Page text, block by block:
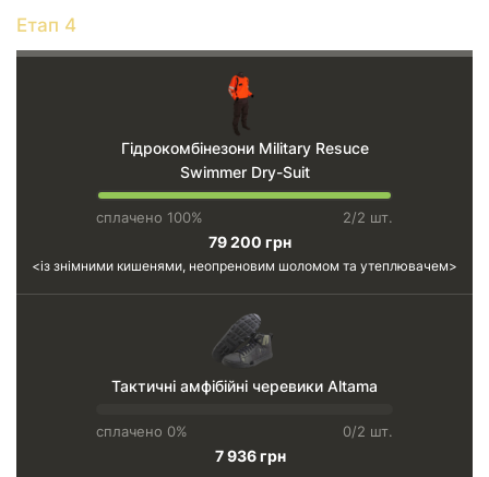
Етап 4
Гідрокомбінезони Military Resuce
Swimmer Dry-Suit
сплачено 100% 2/2 шт.
79 200 грн
із знімними кишенями, неопреновим шоломом та утеплювачем
Тактичні амфібійні черевики Altama
сплачено 0% 0/2 шт.
7 936 грн